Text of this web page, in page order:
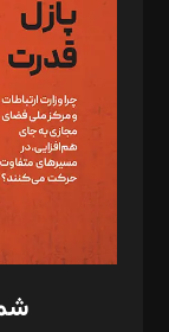
مصطفی مسجدی
رستمی،مصطفی باستان
ویرایش: نگار استاد‌‌آقا
طراح یونیفرم: مجید
فیلمبرداری و
گرافیک و
مد‌یر توسعه تجاری:
امور مالی: شاپور
شماره